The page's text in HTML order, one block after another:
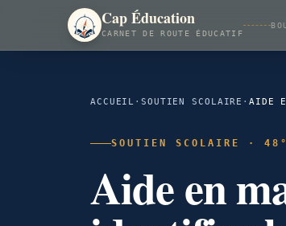
Cap Éducation
CARNET DE ROUTE ÉDUCATIF
ACCUEIL ·SOUTIEN SCOLAIRE ·
SOUTIEN SCOLAIRE ·
Aide en